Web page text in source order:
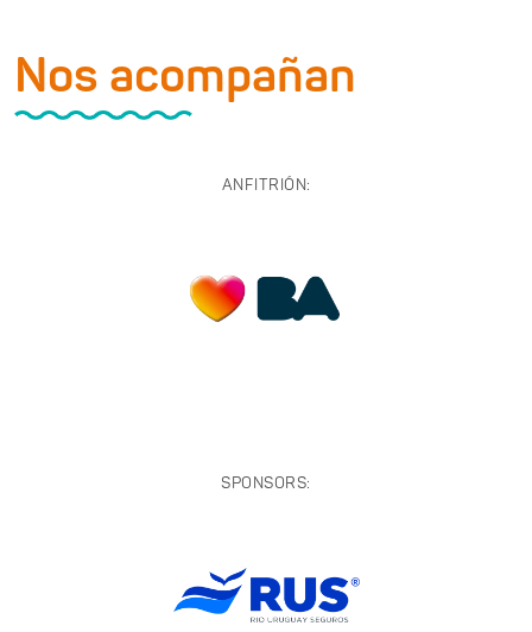
Nos acompañan
ANFITRIÓN:
SPONSORS: